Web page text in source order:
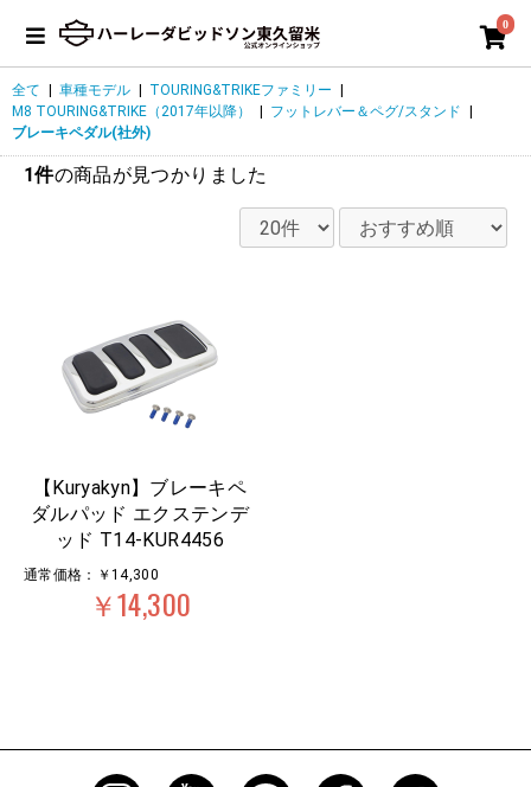
0
全て 車種モデル TOURING&TRIKEファミリー
M8 TOURING&TRIKE（2017年以降）
フットレバー＆ペグ/スタンド
ブレーキペダル(社外)
1件の商品が見つかりました
【Kuryakyn】ブレーキペ
ダルパッド エクステンデ
ッド T14-KUR4456
通常価格：￥14,300
￥14,300